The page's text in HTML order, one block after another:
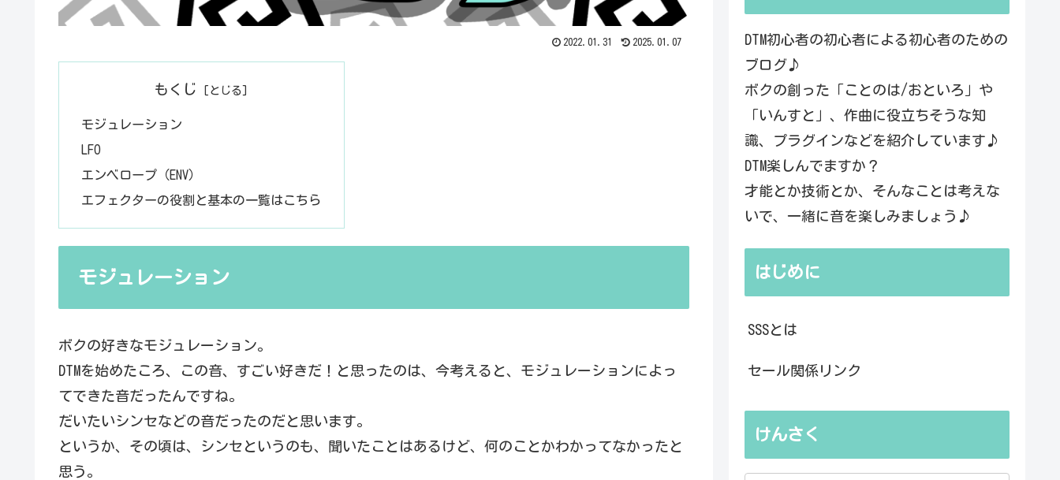
2022.01.31 2025.01.07
もくじ
モジュレーション
LFO
エンベロープ（ENV）
エフェクターの役割と基本の一覧はこちら
モジュレーション
ボクの好きなモジュレーション。
DTMを始めたころ、この音、すごい好きだ！と思ったのは、今考えると、モジュレーションによっ
てできた音だったんですね。
だいたいシンセなどの音だったのだと思います。
というか、その頃は、シンセというのも、聞いたことはあるけど、何のことかわかってなかったと
思う。
DTM初心者の初心者による初心者のための
ブログ♪
ボクの創った「ことのは/おといろ」や
「いんすと」、作曲に役立ちそうな知
識、プラグインなどを紹介しています♪
DTM楽しんでますか？
才能とか技術とか、そんなことは考えな
いで、一緒に音を楽しみましょう♪
はじめに
SSSとは
セール関係リンク
けんさく